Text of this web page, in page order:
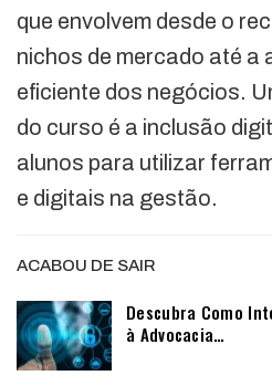
que envolvem desde o
nichos de mercado até a
eficiente dos negócios.
do curso é a inclusão
alunos para utilizar
e digitais na gestão.
ACABOU DE SAIR
Descubra Como
à Advocacia…